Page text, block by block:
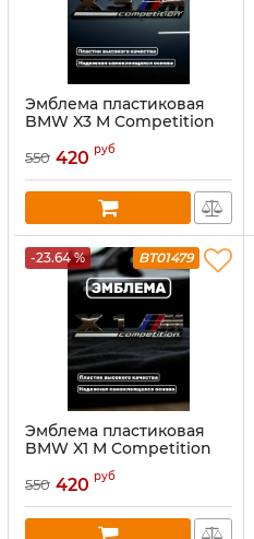
Эмблема пластиковая
BMW X3 M Competition
550 420 руб
-23.64 % BT01479
Эмблема пластиковая
BMW X1 M Competition
550 420 руб